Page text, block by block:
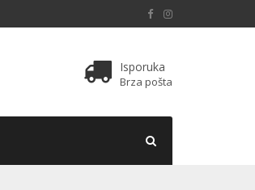
Isporuka
Brza pošta